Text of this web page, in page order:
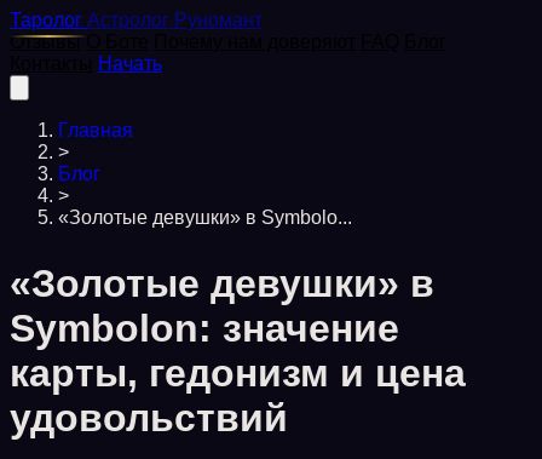
Таролог Астролог Руномант
Отзывы
Начать
Главная
>
Блог
>
«Золотые девушки» в Symbolo...
«Золотые девушки» в
Symbolon: значение
карты, гедонизм и цена
удовольствий